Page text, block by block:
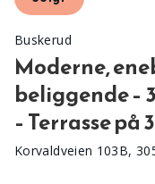
Buskerud
Moderne,
beliggende –
– Terrasse på
Korvaldveien 103B,